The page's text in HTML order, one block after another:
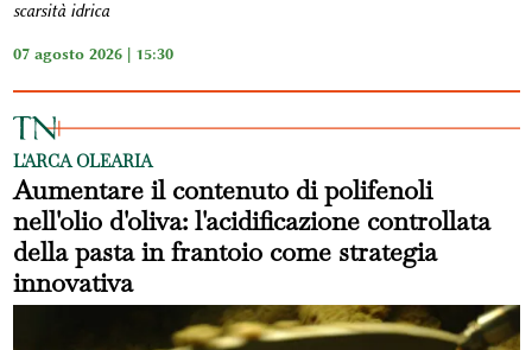
scarsità idrica
07 agosto 2026 | 15:30
L'ARCA OLEARIA
Aumentare il contenuto di polifenoli
nell'olio d'oliva: l'acidificazione controllata
della pasta in frantoio come strategia
innovativa